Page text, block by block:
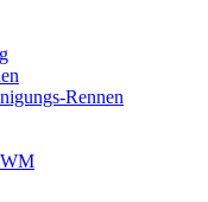
Rennen
WM